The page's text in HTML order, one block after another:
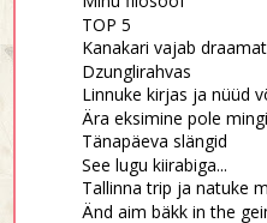
TOP 5
Kanakari vajab draamat
Dzunglirahvas
Linnuke kirjas ja nüüd
Ära eksimine pole
Tänapäeva slängid
See lugu kiirabiga...
Tallinna trip ja natuke
Änd aim bäkk in the